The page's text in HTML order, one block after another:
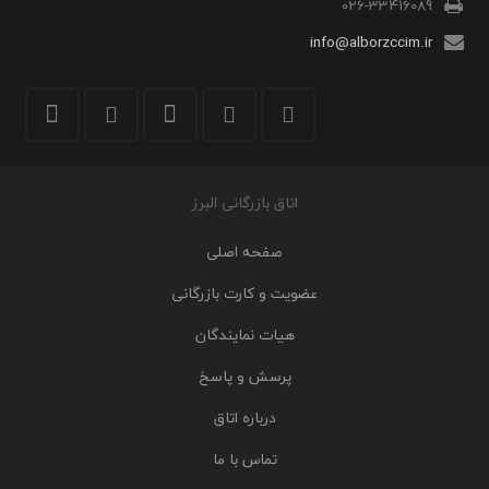
info@alborzccim.ir
اتاق بازرگانی البرز
صفحه اصلی
عضویت و کارت بازرگانی
هیات نمایندگان
پرسش و پاسخ
درباره اتاق
تماس با ما